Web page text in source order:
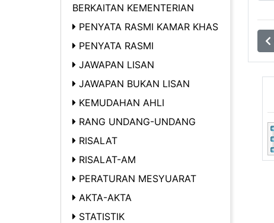
BERKAITAN KEMENTERIAN
PENYATA RASMI KAMAR KHAS
PENYATA RASMI
JAWAPAN LISAN
JAWAPAN BUKAN LISAN
KEMUDAHAN AHLI
RANG UNDANG-UNDANG
RISALAT
RISALAT-AM
PERATURAN MESYUARAT
AKTA-AKTA
STATISTIK